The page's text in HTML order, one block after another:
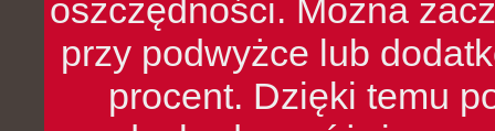
oszczędności. Można
przy podwyżce lub
procent. Dzięki temu